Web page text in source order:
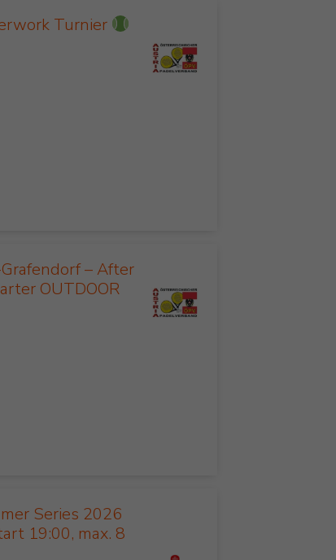
Turnier
– After
OUTDOOR
Series 2026
19:00, max. 8